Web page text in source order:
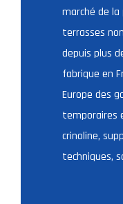
marché de
terrasses
depuis plus
fabrique en
Europe des
temporaires
crinoline,
techniques,